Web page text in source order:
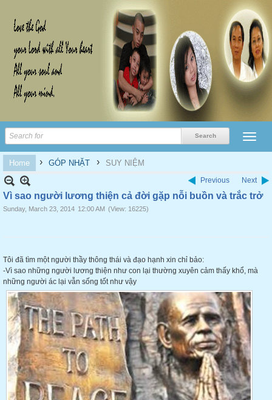
Home › GÓP NHẶT › SUY NIỆM
Previous Next
Vì sao người lương thiện cả đời gặp nỗi buồn và trắc trở
Sunday, March 23, 2014 12:00 AM (View: 16225)
Tôi đã tìm một người thầy thông thái và đạo hạnh xin chỉ bảo:
-Vì sao những người lương thiện như con lại thường xuyên cảm thấy khổ, mà
những người ác lại vẫn sống tốt như vậy